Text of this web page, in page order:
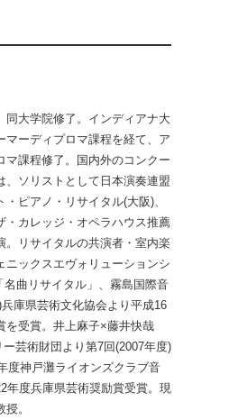
同大学院修了。インディアナ大
マーディプロマ課程を経て、ア
マ課程修了。国内外のコンクー
、ソリストとして日本演奏連盟
ピアノ・リサイタル(大阪)、
・カレッジ・オペラハウス推薦
。リサイタルの共演者・室内楽
ニックスエヴォリューションシ
名曲リサイタル」、霧島国際音
庫県芸術文化協会より平成16
を受賞。井上麻子×藤井快哉
ー芸術財団より第7回(2007年度)
度神戸灘ライオンズクラブ音
年度兵庫県芸術奨励賞受賞。現
。